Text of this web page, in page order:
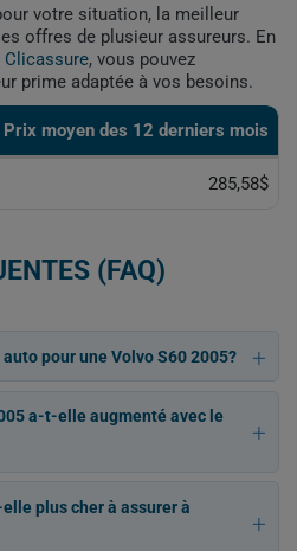
votre situation, la meilleur
offres de plusieur assureurs. En
Clicassure, vous pouvez
prime adaptée à vos besoins.
Prix ​​moyen des 12 derniers mois
285,58$
(FAQ)
pour une Volvo S60 2005?
a-t-elle augmenté avec le
plus cher à assurer à